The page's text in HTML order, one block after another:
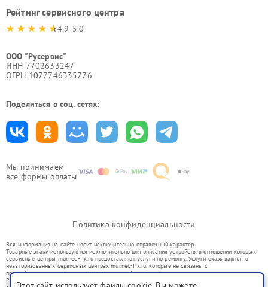
Мы принимаем
все формы оплаты
Рейтинг сервисного центра
4.9-5.0
ООО "Русервис"
ИНН 7702633247
ОГРН 1077746335776
Поделиться в соц. сетях:
Политика конфиденциальности
Вся информация на сайте носит исключительно справочный характер.
Товарные знаки используются исключительно для описания устройств, в отношении которых
сервисные центры mur.nec-fix.ru предоставляют услуги по ремонту. Услуги оказываются в
неавторизованных сервисных центрах mur.nec-fix.ru, которые не связаны с
правообладателями товарных знаков или их официальными представителями.
Ремонт осуществляется для устройств, уже введенных в гражданский оборот в соответствии